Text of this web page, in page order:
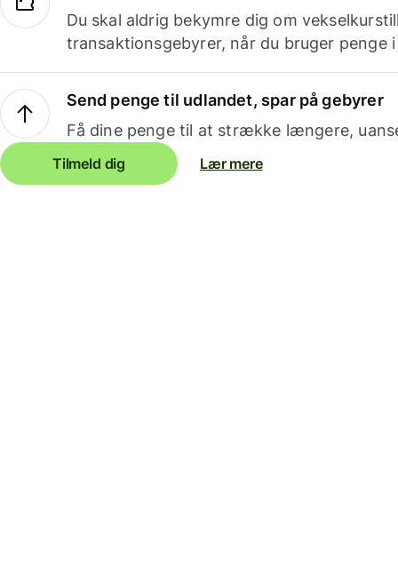
Du skal aldrig bekymre dig om
transaktionsgebyrer, når du bruger penge
Send penge til udlandet, spar på gebyrer
Få dine penge til at strække længere,
Tilmeld dig Lær mere